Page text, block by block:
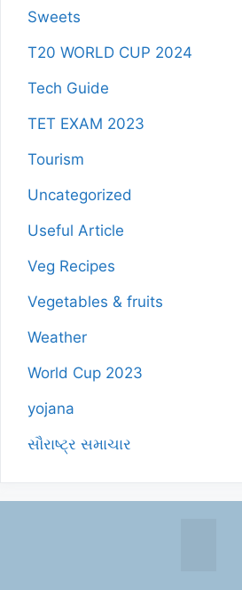
Sweets
T20 WORLD CUP 2024
Tech Guide
TET EXAM 2023
Tourism
Uncategorized
Useful Article
Veg Recipes
Vegetables & fruits
Weather
World Cup 2023
yojana
સૌરાષ્ટ્ર સમાચાર